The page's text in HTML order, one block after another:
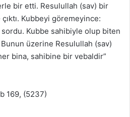
bir etti. Resulullah (sav) bir
Kubbeyi göremeyince:
Kubbe sahibiyle olup biten
üzerine Resulullah (sav)
bina, sahibine bir vebaldir”
169, (5237)